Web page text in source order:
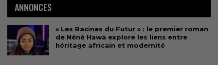
ANNONCES
« Les Racines du Futur » : le premier roman
de Néné Hawa explore les liens entre
héritage africain et modernité